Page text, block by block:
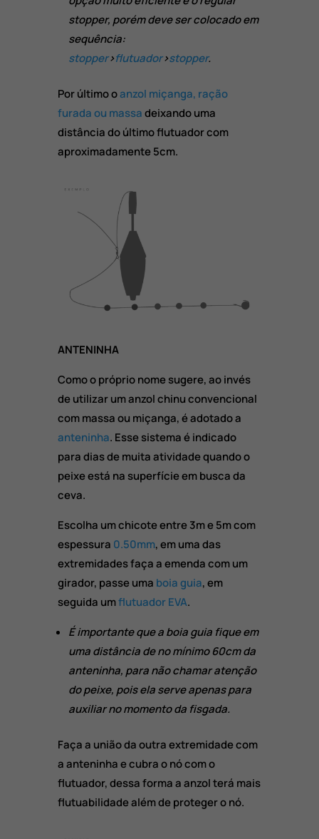
stopper, porém deve ser colocado em
sequência:
stopper>flutuador>stopper.
Por último oanzol miçanga, ração
furada ou massadeixando uma
distância do último flutuador com
aproximadamente 5cm.
ANTENINHA
Como o próprio nome sugere, ao invés
de utilizar um anzol chinu convencional
com massa ou miçanga, é adotado a
anteninha. Esse sistema é indicado
para dias de muita atividade quando o
peixe está na superfície em busca da
ceva.
Escolha um chicote entre 3m e 5m com
espessura 0.50mm, em uma das
extremidades faça a emenda com um
girador, passe uma boia guia, em
seguida umflutuador EVA.
É importante que a boia guia fique em
uma distância de no mínimo 60cm da
anteninha, para não chamar atenção
do peixe, pois ela serve apenas para
auxiliar no momento da fisgada.
Faça a união da outra extremidade com
a anteninha e cubra o nó com o
flutuador, dessa forma a anzol terá mais
flutuabilidade além de proteger o nó.